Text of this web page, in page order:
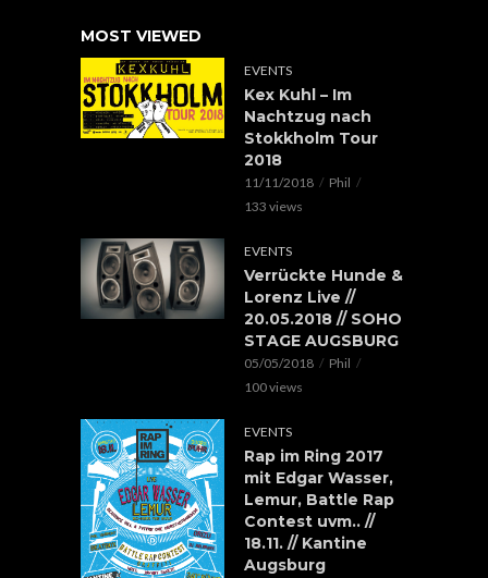
MOST VIEWED
EVENTS
Kex Kuhl – Im
Nachtzug nach
Stokkholm Tour
2018
11/11/2018
Phil
133 views
EVENTS
Verrückte Hunde &
Lorenz Live //
20.05.2018 // SOHO
STAGE AUGSBURG
05/05/2018
Phil
100 views
EVENTS
Rap im Ring 2017
mit Edgar Wasser,
Lemur, Battle Rap
Contest uvm.. //
18.11. // Kantine
Augsburg